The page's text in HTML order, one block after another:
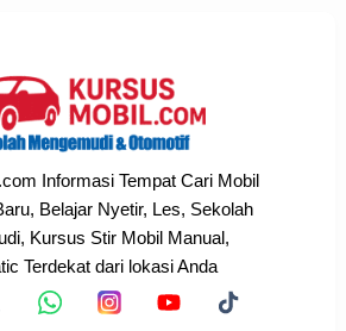
Informasi Tempat Cari Mobil
Belajar Nyetir, Les, Sekolah
Kursus Stir Mobil Manual,
Terdekat dari lokasi Anda